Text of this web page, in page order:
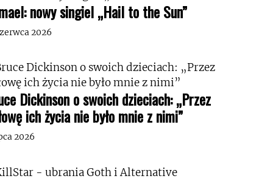
nowy singiel „Hail to the Sun”
2026
Dickinson o swoich dzieciach: „Przez
ich życia nie było mnie z nimi”
2026